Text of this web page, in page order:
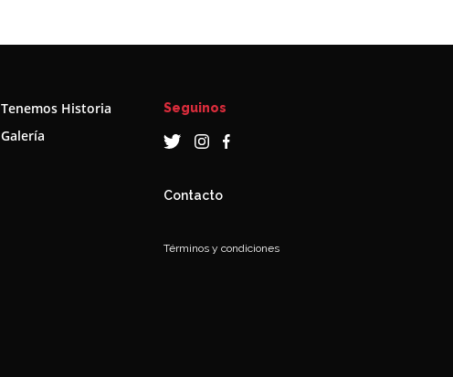
Tenemos Historia
Galería
Seguinos
Contacto
Términos y condiciones